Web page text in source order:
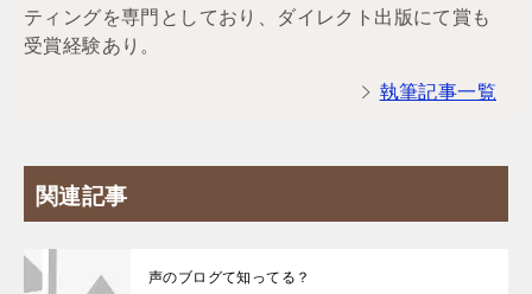
ティングを専門としており、ダイレクト出版にて賞も
受賞経験あり。
執筆記事一覧
関連記事
声のブログて知ってる？